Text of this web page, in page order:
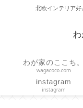
北欧インテリア
わ
わが家のここち。
wagacoco.com
instagram
instagram